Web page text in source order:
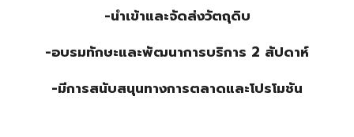
-นำเข้าและจัดส่งวัตถุดิบ
-อบรมทักษะและพัฒนาการบริการ 2 สัปดาห์
-มีการสนับสนุนทางการตลาดและโปรโมชัน